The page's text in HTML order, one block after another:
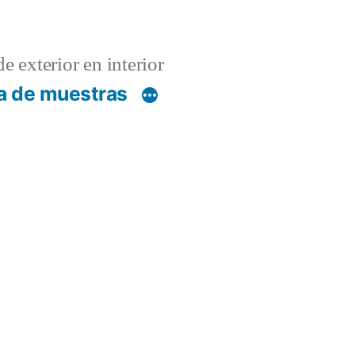
exterior en interior
de muestras